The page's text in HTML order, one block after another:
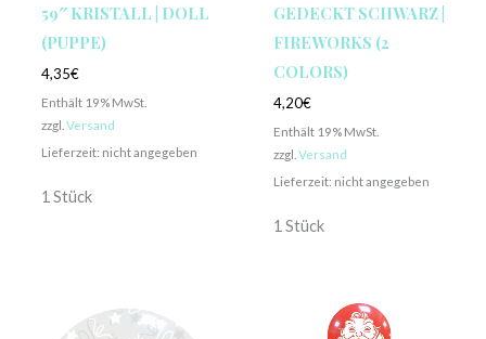
59″ KRISTALL | DOLL
(PUPPE)
4,35€
Enthält 19% MwSt.
zzgl. Versand
Lieferzeit: nicht angegeben
1 Stück
GEDECKT SCHWARZ |
FIREWORKS (2
COLORS)
4,20€
Enthält 19% MwSt.
zzgl. Versand
Lieferzeit: nicht angegeben
1 Stück